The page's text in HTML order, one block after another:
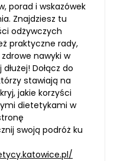
porad i wskazówek
Znajdziesz tu
odżywczych
praktyczne rady,
nawyki w
Dołącz do
stawiają na
jakie korzyści
dietetykami w
swoją podróż ku